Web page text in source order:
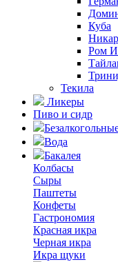
Куба
Ром
Текила
Ликеры
Пиво и сидр
Вода
Бакалея
Колбасы
Сыры
Паштеты
Конфеты
Гастрономия
Красная икра
Черная икра
Икра щуки